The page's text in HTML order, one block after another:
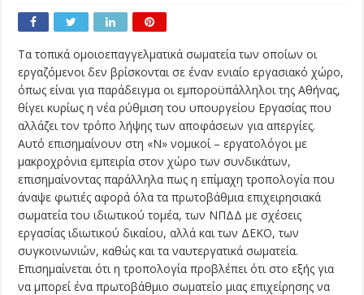
Τα τοπικά ομοιοεπαγγελματικά σωματεία των οποίων οι
εργαζόμενοι δεν βρίσκονται σε έναν ενιαίο εργασιακό χώρο,
όπως είναι για παράδειγμα οι εμποροϋπάλληλοι της Αθήνας,
θίγει κυρίως η νέα ρύθμιση του υπουργείου Εργασίας που
αλλάζει τον τρόπο λήψης των αποφάσεων για απεργίες.
Αυτό επισημαίνουν στη «Ν» νομικοί – εργατολόγοι με
μακροχρόνια εμπειρία στον χώρο των συνδικάτων,
επισημαίνοντας παράλληλα πως η επίμαχη τροπολογία που
άναψε φωτιές αφορά όλα τα πρωτοβάθμια επιχειρησιακά
σωματεία του ιδιωτικού τομέα, των ΝΠΔΔ με σχέσεις
εργασίας ιδιωτικού δικαίου, αλλά και των ΔΕΚΟ, των
συγκοινωνιών, καθώς και τα ναυτεργατικά σωματεία.
Επισημαίνεται ότι η τροπολογία προβλέπει ότι στο εξής για
να μπορεί ένα πρωτοβάθμιο σωματείο μιας επιχείρησης να